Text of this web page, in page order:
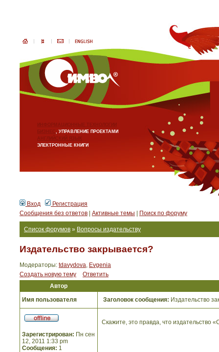
ИНФОРМАЦИОННЫЕ ТЕХНОЛОГИИ
БИЗНЕС, УПРАВЛЕНИЕ ПРОЕКТАМИ
АНГЛИЙСКИЙ ЯЗЫК
ЭЛЕКТРОННЫЕ КНИГИ
Вход
Регистрация
Сообщения без ответов
Активные темы Поиск по форуму
Список форумов » Вопросы издательству
Издательство закрывается?
Модераторы: tdavydova, Evgenia
Создать новую тему
Ответить
Автор
Имя пользователя
Заголовок сообщения: Издательство
Зарегистрирован: Пн сен
12, 2011 1:33 pm
Сообщения: 1
Скажите, это правда, что издательство